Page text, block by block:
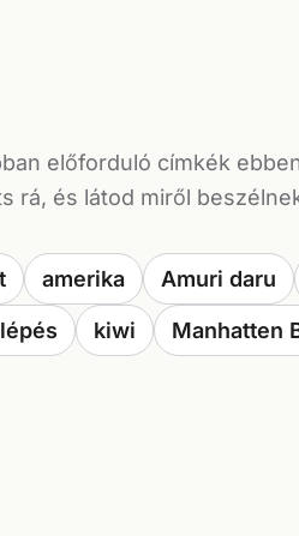
előforduló címkék
rá, és látod miről
amerika Amuri daru
kiwi Manhatten